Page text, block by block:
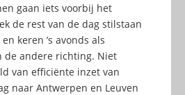
gaan iets voorbij het
de rest van de dag stilstaan
keren ’s avonds als
andere richting. Niet
van efficiënte inzet van
naar Antwerpen en Leuven